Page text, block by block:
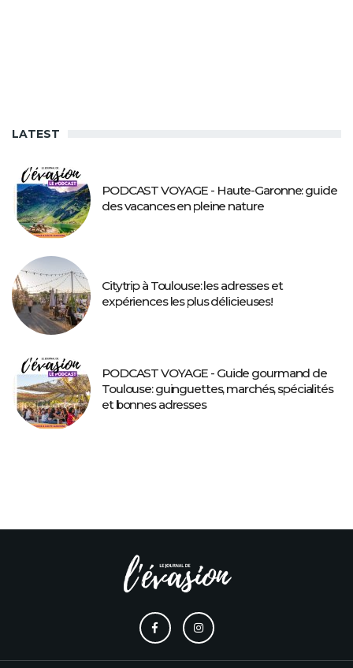
LATEST
PODCAST VOYAGE - Haute-Garonne: guide
des vacances en pleine nature
Citytrip à Toulouse: les adresses et
expériences les plus délicieuses!
PODCAST VOYAGE - Guide gourmand de
Toulouse: guinguettes, marchés, spécialités
et bonnes adresses